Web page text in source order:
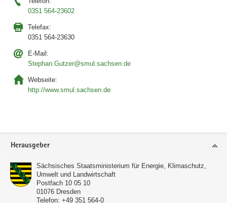
0351 564-23602
Telefax:
0351 564-23630
E-Mail:
Stephan.Gutzer@smul.sachsen.de
Webseite:
http://www.smul.sachsen.de
Service
Herausgeber
Sächsisches Staatsministerium für Energie, Klimaschutz,
Umwelt und Landwirtschaft
Postfach 10 05 10
01076 Dresden
Telefon: +49 351 564-0